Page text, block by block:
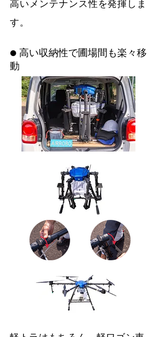
高いメンテナンス性を発揮しま
す。
​● 高い収納性で圃場間も楽々移
動